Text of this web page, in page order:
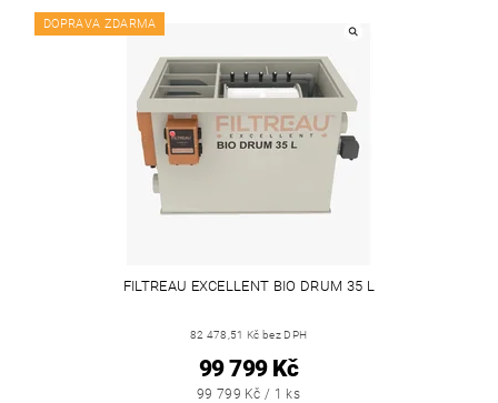
DOPRAVA ZDARMA
FILTREAU EXCELLENT BIO DRUM 35 L
82 478,51 Kč bez DPH
99 799 Kč
99 799 Kč / 1 ks